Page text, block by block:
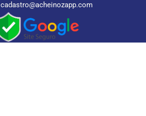
cadastro@acheinozapp.com